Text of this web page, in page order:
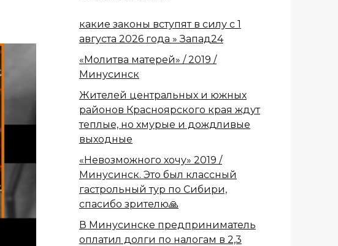
какие законы вступят в силу с 1
августа 2026 года » Запад24
«Молитва матерей» / 2019 /
Минусинск
Жителей центральных и южных
районов Красноярского края ждут
теплые, но хмурые и дождливые
выходные
«Невозможного хочу» 2019 /
Минусинск. Это был классный
гастрольный тур по Сибири,
спасибо зрителю🙏
В Минусинске предприниматель
оплатил долги по налогам в 2,3